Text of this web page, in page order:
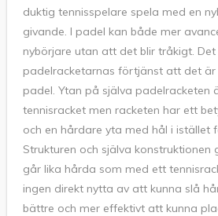
duktig tennisspelare spela med en
givande. I padel kan både mer
nybörjare utan att det blir tråkigt.
padelracketarnas förtjänst att det är
padel. Ytan på själva padelracketen
tennisracket men racketen har ett
och en hårdare yta med hål i istället
Strukturen och själva konstruktionen
går lika hårda som med ett
ingen direkt nytta av att kunna slå
bättre och mer effektivt att kunna